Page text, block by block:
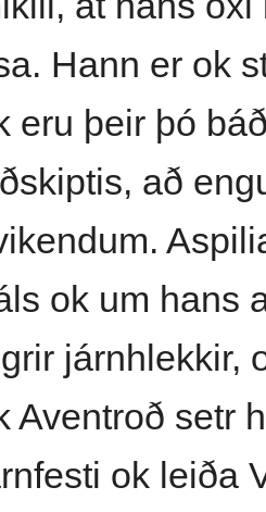
Hann er ok
eru þeir þó
að
ok um hans
járnhlekkir,
Aventroð setr
ok leiða